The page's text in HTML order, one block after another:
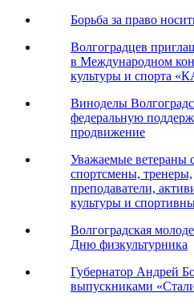
Борьба за право
Волгоградцев
в Международном
культуры и спорта
Виноделы
федеральную
продвижение
Уважаемые ветераны
спортсмены, тренеры,
преподаватели,
культуры и
Волгоградская
Дню физкультурника
Губернатор Андрей
выпускниками